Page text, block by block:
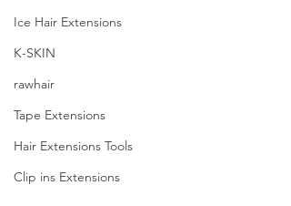
Ice Hair Extensions
K-SKIN
rawhair
Tape Extensions
Hair Extensions Tools
Clip ins Extensions